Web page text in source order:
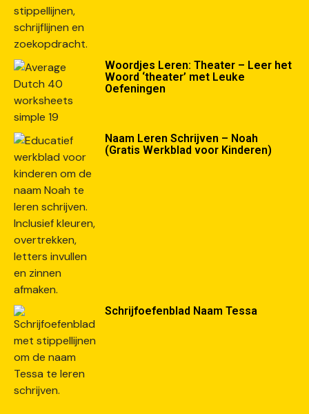
Woordjes Leren: Theater – Leer het
Woord ‘theater’ met Leuke
Oefeningen
Naam Leren Schrijven – Noah
(Gratis Werkblad voor Kinderen)
Schrijfoefenblad Naam Tessa